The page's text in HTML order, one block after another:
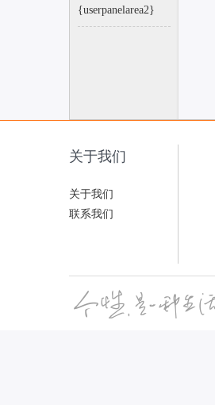
{userpanelarea2}
关于我们
关于我们
联系我们